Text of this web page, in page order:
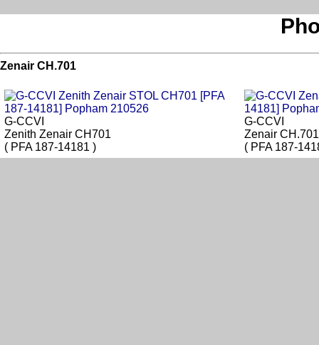
Zenair CH.701
G-CCVI
Zenith Zenair CH701
( PFA 187-14181 )
G-CCVI
Zenair CH.701
( PFA 187-